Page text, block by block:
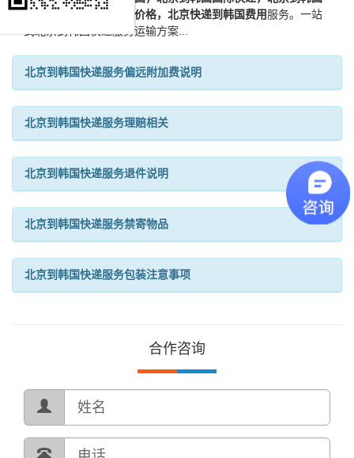
快递，北京到韩国快递价格，北京快递到韩国费用服务。一站
式北京到韩国快递服务运输方案...
北京到韩国快递服务偏远附加费说明
北京到韩国快递服务理赔相关
北京到韩国快递服务退件说明
北京到韩国快递服务禁寄物品
北京到韩国快递服务包装注意事项
合作咨询